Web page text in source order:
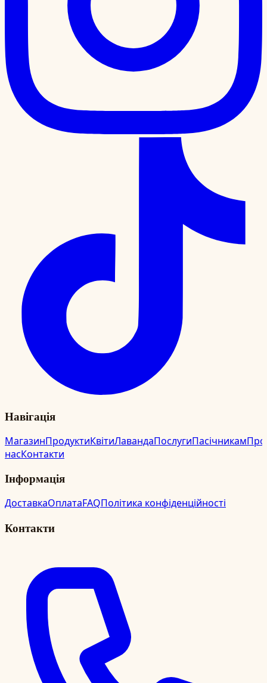
Навігація
МагазинПродуктиКвітиЛавандаПослугиПасічникамПро
насКонтакти
Інформація
ДоставкаОплатаFAQПолітика конфіденційності
Контакти